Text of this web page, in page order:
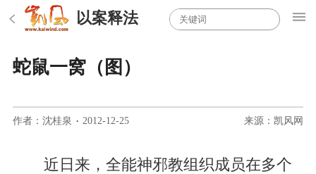
以案释法
蛇鼠一窝（图）
作者：沈桂泉 · 2012-12-25 来源：凯风网
近日来，全能神邪教组织成员在多个